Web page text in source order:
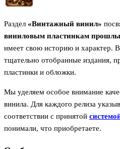
Раздел «Винтажный винил»
виниловым пластинкам
имеет свою историю и характер. В
тщательно отобранные издания,
пластинки и обложки.
Мы уделяем особое внимание
винила. Для каждого релиза
соответствии с принятой
понимали, что приобретаете.